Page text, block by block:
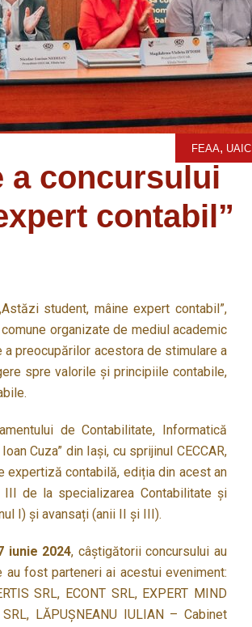
FEAA, UAIC
a concursului
contabil”
student, mâine expert contabil”,
organizate de mediul academic
a preocupărilor acestora de stimulare a
spre valorile și principiile contabile,
de Contabilitate, Informatică
Cuza” din Iași, cu sprijinul CECCAR,
expertiză contabilă, ediția din acest an
de la specializarea Contabilitate și
I) și avansați (anii II și III).
iunie 2024, câștigătorii concursului au
fost parteneri ai acestui eveniment:
SRL, ECONT SRL, EXPERT MIND
LĂPUŞNEANU IULIAN – Cabinet